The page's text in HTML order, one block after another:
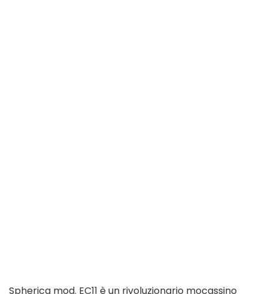
Spherica mod. EC11 è un rivoluzionario mocassino